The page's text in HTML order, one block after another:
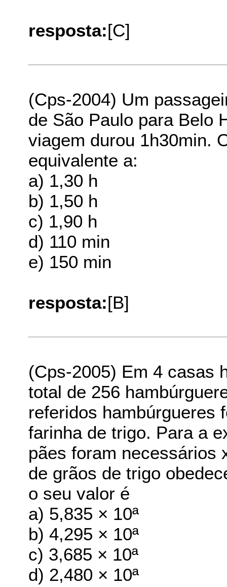
resposta:[C]
(Cps-2004) Um
de São Paulo para Belo
viagem durou 1h30min.
equivalente a:
a) 1,30 h
b) 1,50 h
c) 1,90 h
d) 110 min
e) 150 min
resposta:[B]
(Cps-2005) Em 4 casas
total de 256
referidos hambúrgueres
farinha de trigo. Para a
pães foram necessários
de grãos de trigo
o seu valor é
a) 5,835 × 10ª
b) 4,295 × 10ª
c) 3,685 × 10ª
d) 2,480 × 10ª